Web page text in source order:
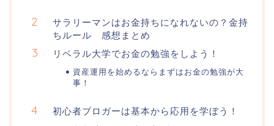
サラリーマンはお金持ちになれないの？金持
ちルール 感想まとめ
リベラル大学でお金の勉強をしよう！
資産運用を始めるならまずはお金の勉強が大
事！
初心者ブロガーは基本から応用を学ぼう！